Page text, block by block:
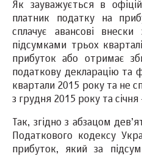
Як зауважується в
платник податку на
сплачує авансові
підсумками трьох
прибуток або отримає
податкову декларацію та
квартали 2015 року та не
з грудня 2015 року та
Так, згідно з абзацом
Податкового кодексу
прибуток, який за